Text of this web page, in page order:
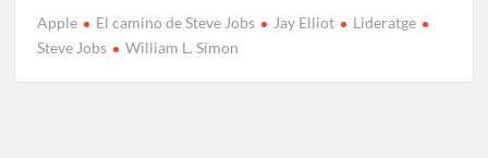
e
b
to
d
ail m
p
Apple El camino de Steve Jobs Jay Elliot
Lideratge
Steve Jobs
William L. Simon